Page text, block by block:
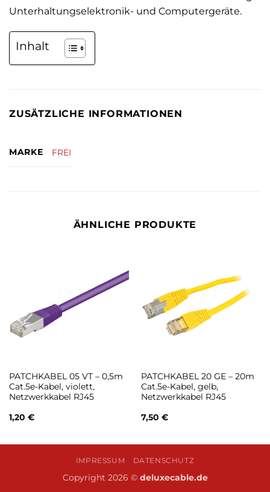
Unterhaltungselektronik- und Computergeräte.
Inhalt
ZUSÄTZLICHE INFORMATIONEN
MARKE FREI
ÄHNLICHE PRODUKTE
PATCHKABEL 05 VT – 0,5m
Cat.5e-Kabel, violett,
Netzwerkkabel RJ45
1,20 €
PATCHKABEL 20 GE – 20m
Cat.5e-Kabel, gelb,
Netzwerkkabel RJ45
7,50 €
IMPRESSUM DATENSCHUTZ
Copyright 2026 © deluxecable.de